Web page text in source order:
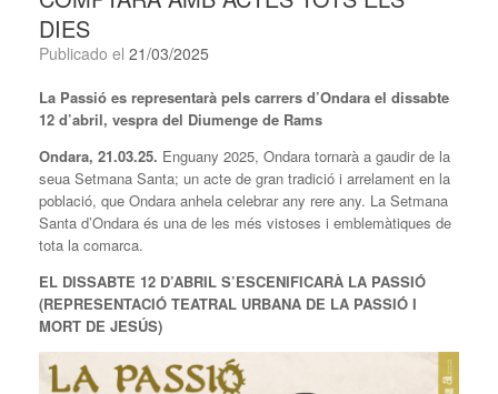
DIES
Publicado el 21/03/2025
La Passió es representarà pels carrers d’Ondara el dissabte
12 d’abril, vespra del Diumenge de Rams
Ondara, 21.03.25. Enguany 2025, Ondara tornarà a gaudir de la
seua Setmana Santa; un acte de gran tradició i arrelament en la
població, que Ondara anhela celebrar any rere any. La Setmana
Santa d’Ondara és una de les més vistoses i emblemàtiques de
tota la comarca.
EL DISSABTE 12 D’ABRIL S’ESCENIFICARÀ LA PASSIÓ
(REPRESENTACIÓ TEATRAL URBANA DE LA PASSIÓ I
MORT DE JESÚS)